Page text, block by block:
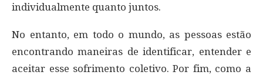
individualmente quanto juntos.
No entanto, em todo o mundo, as pessoas estão
encontrando maneiras de identificar, entender e
aceitar esse sofrimento coletivo. Por fim, como a